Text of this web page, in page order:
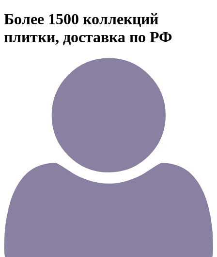
Более 1500 коллекций
плитки, доставка по РФ